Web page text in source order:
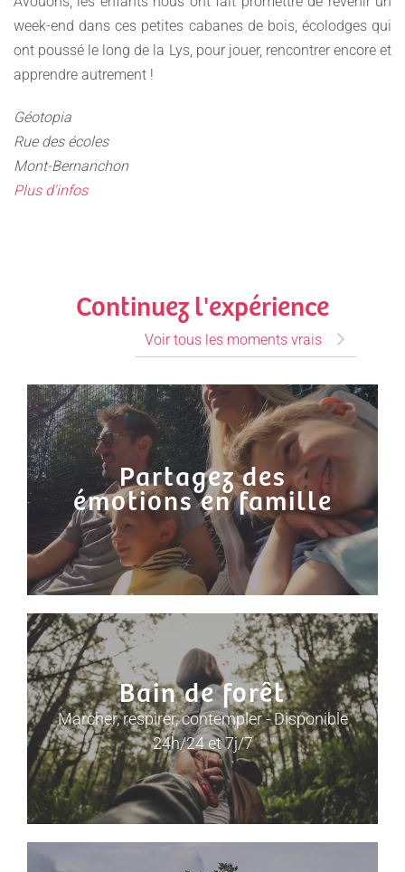
week-end dans ces petites cabanes de bois, écolodges qui
ont poussé le long de la Lys, pour jouer, rencontrer encore et
apprendre autrement !
Géotopia
Rue des écoles
Mont-Bernanchon
Plus d'infos
Continuez l'expérience
Voir tous les moments vrais
Partagez des
émotions en famille
Bain de forêt
Marcher, respirer, contempler - Disponible
24h/24 et 7j/7